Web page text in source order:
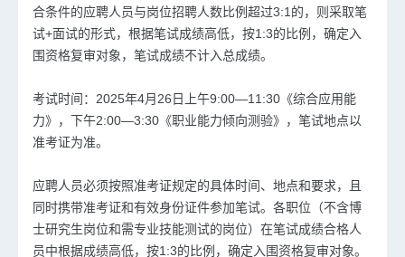
合条件的应聘人员与岗位招聘人数比例超过3:1的，则采取笔
试+面试的形式，根据笔试成绩高低，按1:3的比例，确定入
围资格复审对象，笔试成绩不计入总成绩。
考试时间：2025年4月26日上午9:00—11:30《综合应用能
力》，下午2:00—3:30《职业能力倾向测验》，笔试地点以
准考证为准。
应聘人员必须按照准考证规定的具体时间、地点和要求，且
同时携带准考证和有效身份证件参加笔试。各职位（不含博
士研究生岗位和需专业技能测试的岗位）在笔试成绩合格人
员中根据成绩高低，按1:3的比例，确定入围资格复审对象。